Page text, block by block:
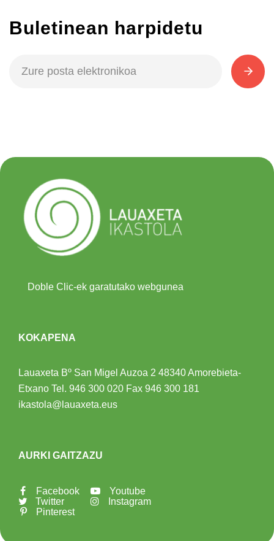
Buletinean harpidetu
Doble Clic-ek garatutako webgunea
KOKAPENA
Lauaxeta Bº San Migel Auzoa 2 48340 Amorebieta-
Etxano Tel. 946 300 020 Fax 946 300 181
ikastola@lauaxeta.eus
AURKI GAITZAZU
Facebook
Twitter
Pinterest
Youtube
Instagram